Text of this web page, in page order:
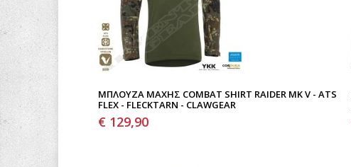
ΜΠΛΟΎΖΑ ΜΆΧΗΣ COMBAT SHIRT RAIDER MK V - ATS
FLEX - FLECKTARN - CLAWGEAR
€ 129,90